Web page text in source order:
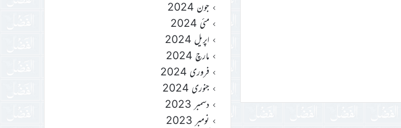
جون 2024
مئی 2024
اپریل 2024
مارچ 2024
فروری 2024
جنوری 2024
دسمبر 2023
نومبر 2023